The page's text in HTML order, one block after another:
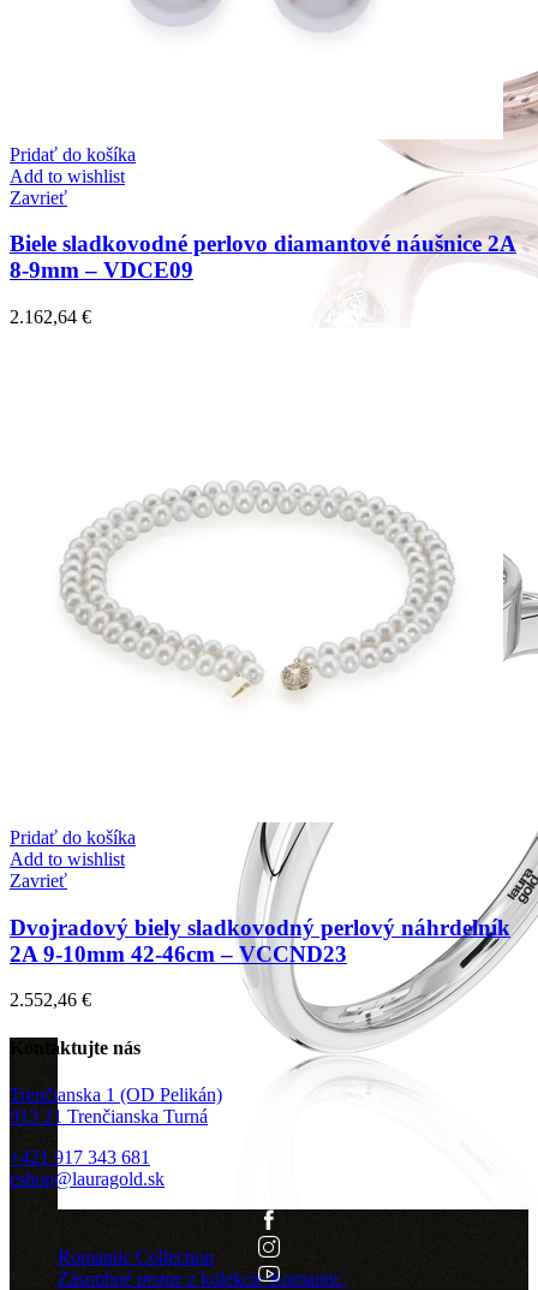
Romantic Collection
Zásnubné prstne z kolekcie Romantic.
Pridať do košíka
Add to wishlist
Zavrieť
Biele sladkovodné perlovo diamantové náušnice 2A
8-9mm – VDCE09
2.162,64 €
Pridať do košíka
Add to wishlist
Zavrieť
Dvojradový biely sladkovodný perlový náhrdelník
2A 9-10mm 42-46cm – VCCND23
2.552,46 €
Kontaktujte nás
Trenčianska 1 (OD Pelikán)
913 21 Trenčianska Turná
+421 917 343 681
eshop@lauragold.sk